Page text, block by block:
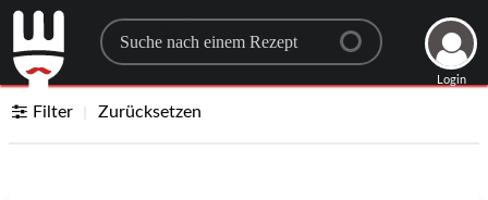
Search for a recipe
Login
Filter Zurücksetzen